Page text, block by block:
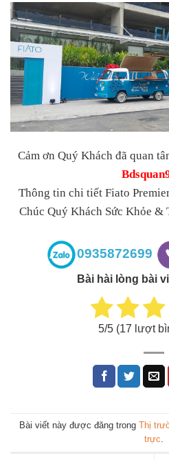
Cảm ơn Quý Khách đã quan
Thông tin chi tiết Fiato
Chúc Quý Khách Sức Khỏe &
0935872699
Bài hài lòng bài
5/5 (17 lượt
Bài viết này được đăng trong Thị
trực